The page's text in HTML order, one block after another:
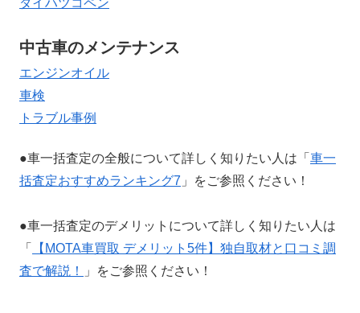
ダイハツコペン
中古車のメンテナンス
エンジンオイル
車検
トラブル事例
●車一括査定の全般について詳しく知りたい人は「 車一
括査定おすすめランキング7 」をご参照ください！
●車一括査定のデメリットについて詳しく知りたい人は
「
【MOTA車買取 デメリット5件】独自取材と口コミ調
査で解説！
」をご参照ください！